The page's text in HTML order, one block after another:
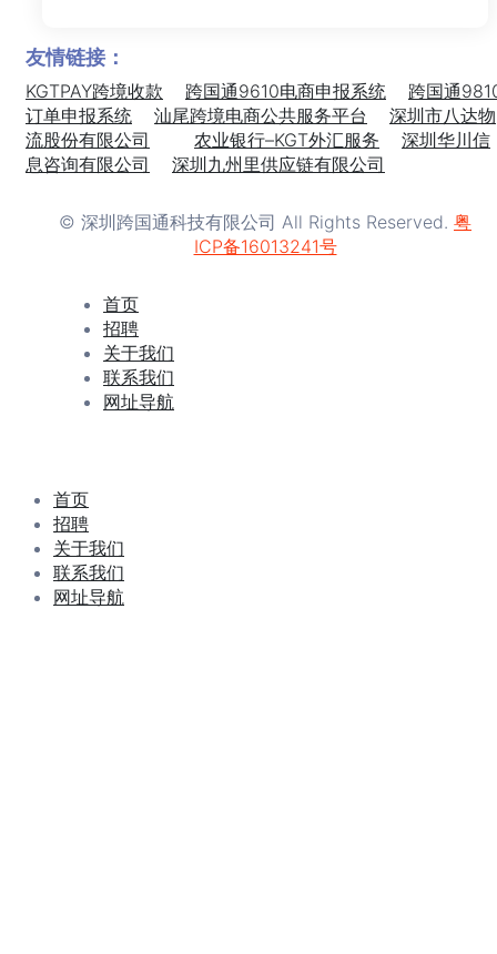
友情链接：
KGTPAY跨境收款 跨国通9610电商申报系统
跨国通
订单申报系统
汕尾跨境电商公共服务平台
深圳市八达物
流股份有限公司
农业银行–KGT外汇服务
深圳华川信
息咨询有限公司
深圳九州里供应链有限公司
© 深圳跨国通科技有限公司 All Rights Reserved. 粤
ICP备16013241号
首页
招聘
关于我们
联系我们
网址导航
首页
招聘
关于我们
联系我们
网址导航